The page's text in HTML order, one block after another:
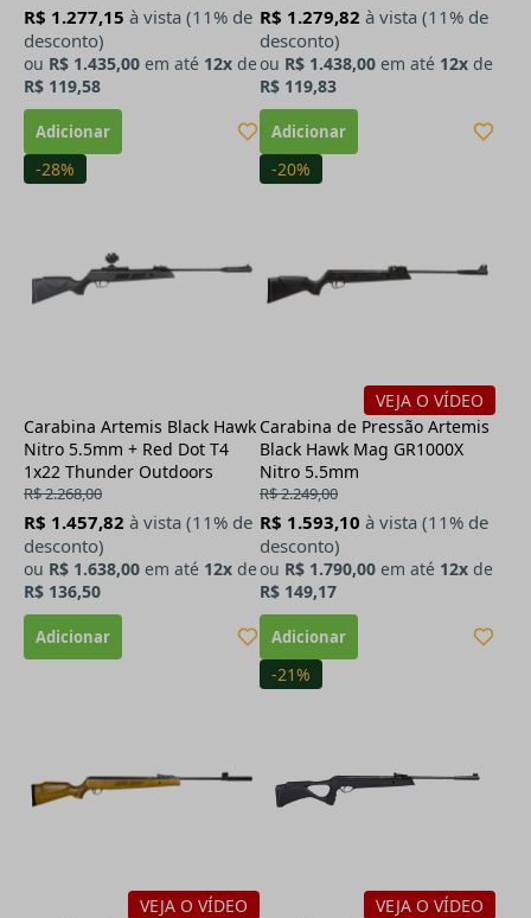
R$ 1.277,15 à vista (11% de
desconto)
ou R$ 1.435,00 em até 12x de
R$ 119,58
R$ 1.279,82 à vista (11% de
desconto)
ou R$ 1.438,00 em até 12x de
R$ 119,83
-28%
Carabina Artemis Black Hawk
Nitro 5.5mm + Red Dot T4
1x22 Thunder Outdoors
R$ 2.268,00
R$ 1.457,82 à vista (11% de
desconto)
ou R$ 1.638,00 em até 12x de
R$ 136,50
-20%
VEJA O VÍDEO
Carabina de Pressão Artemis
Black Hawk Mag GR1000X
Nitro 5.5mm
R$ 2.249,00
R$ 1.593,10 à vista (11% de
desconto)
ou R$ 1.790,00 em até 12x de
R$ 149,17
VEJA O VÍDEO
-21%
VEJA O VÍDEO